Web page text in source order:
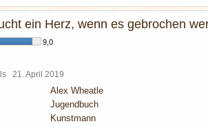
ein Herz, wenn es gebrochen
9,0
21. April 2019
Alex Wheatle
Jugendbuch
Kunstmann